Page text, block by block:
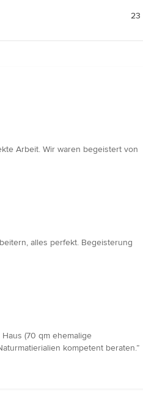
23
Arbeit. Wir waren begeistert von
alles perfekt. Begeisterung
(70 qm ehemalige
kompetent beraten.”